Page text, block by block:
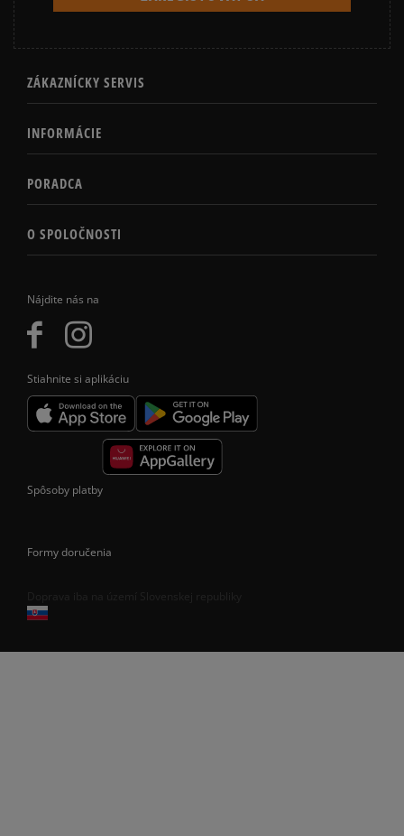
Nájdite nás na
Stiahnite si aplikáciu
ZÁKAZNÍCKY SERVIS
INFORMÁCIE
PORADCA
O SPOLOČNOSTI
Spôsoby platby
Formy doručenia